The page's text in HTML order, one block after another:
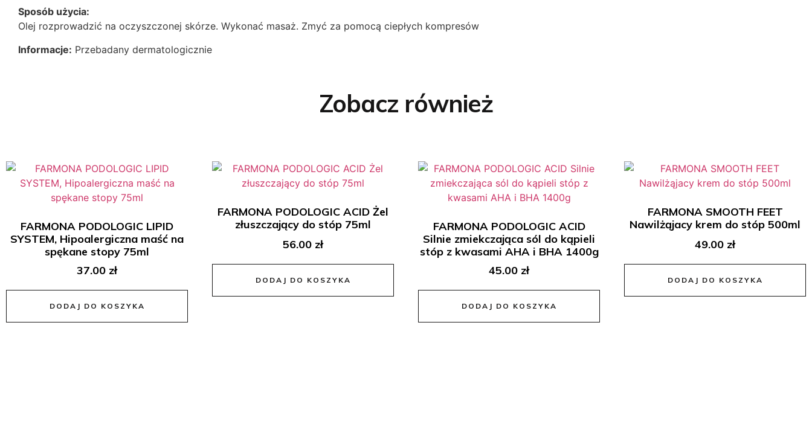
Sposób użycia:
Olej rozprowadzić na oczyszczonej skórze. Wykonać masaż. Zmyć za pomocą ciepłych kompresów
Informacje: Przebadany dermatologicznie
Zobacz również
FARMONA PODOLOGIC LIPID
SYSTEM, Hipoalergiczna maść na
spękane stopy 75ml
37.00 zł
DODAJ DO KOSZYKA
FARMONA PODOLOGIC ACID Żel
złuszczający do stóp 75ml
56.00 zł
DODAJ DO KOSZYKA
FARMONA PODOLOGIC ACID
Silnie zmiekczająca sól do kąpieli
stóp z kwasami AHA i BHA 1400g
45.00 zł
DODAJ DO KOSZYKA
FARMONA SMOOTH FEET
Nawilżąjacy krem do stóp 500ml
49.00 zł
DODAJ DO KOSZYKA